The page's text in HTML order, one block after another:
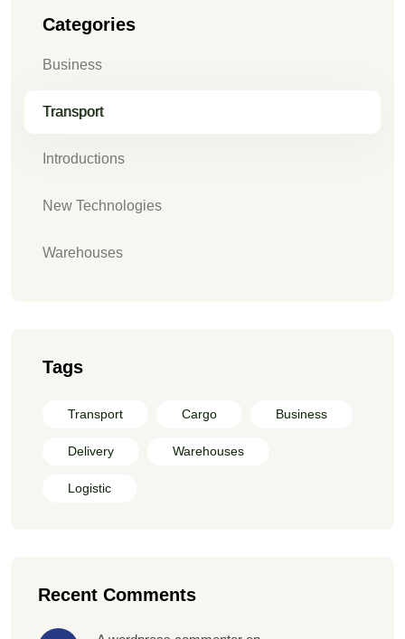
Categories
Business
Transport
Introductions
New Technologies
Warehouses
Tags
Transport Cargo Business
Delivery Warehouses
Logistic
Recent Comments